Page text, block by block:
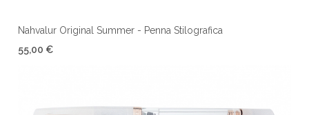
Nahvalur Original Summer - Penna Stilografica
55,00 €